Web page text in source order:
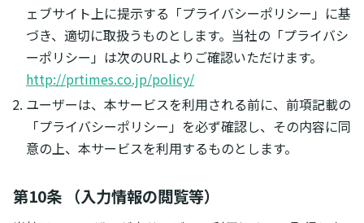
ェブサイト上に提示する「プライバシーポリシー」に基
づき、適切に取扱うものとします。当社の「プライバシ
ーポリシー」は次のURLよりご確認いただけます。
http://prtimes.co.jp/policy/
ユーザーは、本サービスを利用される前に、前項記載の
「プライバシーポリシー」を必ず確認し、その内容に同
意の上、本サービスを利用するものとします。
第10条 （入力情報の閲覧等）